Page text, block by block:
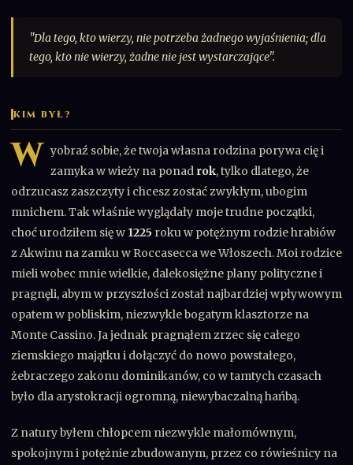
"Dla tego, kto wierzy, nie potrzeba żadnego wyjaśnienia; dla
tego, kto nie wierzy, żadne nie jest wystarczające".
KIM BYŁ?
W yobraź sobie, że twoja własna rodzina porywa cię i
zamyka w wieży na ponad rok, tylko dlatego, że
odrzucasz zaszczyty i chcesz zostać zwykłym, ubogim
mnichem. Tak właśnie wyglądały moje trudne początki,
choć urodziłem się w 1225 roku w potężnym rodzie hrabiów
z Akwinu na zamku w Roccasecca we Włoszech. Moi rodzice
mieli wobec mnie wielkie, dalekosiężne plany polityczne i
pragnęli, abym w przyszłości został najbardziej wpływowym
opatem w pobliskim, niezwykle bogatym klasztorze na
Monte Cassino. Ja jednak pragnąłem zrzec się całego
ziemskiego majątku i dołączyć do nowo powstałego,
żebraczego zakonu dominikanów, co w tamtych czasach
było dla arystokracji ogromną, niewybaczalną hańbą.
Z natury byłem chłopcem niezwykle małomównym,
spokojnym i potężnie zbudowanym, przez co rówieśnicy na